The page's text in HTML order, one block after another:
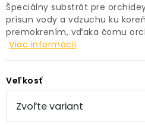
Obchodné podmienky
Podmienky ochrany
Špeciálny substrát pre
prísun vody a vdzuchu ku
premokrením, vďaka čomu
Viac informácií
Veľkosť